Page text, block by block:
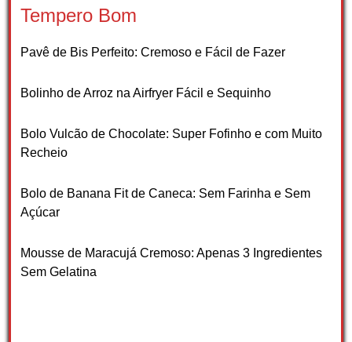
Tempero Bom
Pavê de Bis Perfeito: Cremoso e Fácil de Fazer
Bolinho de Arroz na Airfryer Fácil e Sequinho
Bolo Vulcão de Chocolate: Super Fofinho e com Muito
Recheio
Bolo de Banana Fit de Caneca: Sem Farinha e Sem
Açúcar
Mousse de Maracujá Cremoso: Apenas 3 Ingredientes
Sem Gelatina